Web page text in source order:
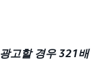
광고할 경우 321배